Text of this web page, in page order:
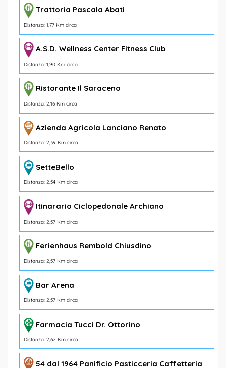
Trattoria Pascala Abati
Distanza: 1,77 Km circa
A.S.D. Wellness Center Fitness Club
Distanza: 1,90 Km circa
Ristorante Il Saraceno
Distanza: 2,16 Km circa
Azienda Agricola Lanciano Renato
Distanza: 2,39 Km circa
SetteBello
Distanza: 2,54 Km circa
Itinarario Ciclopedonale Archiano
Distanza: 2,57 Km circa
Ferienhaus Rembold Chiusdino
Distanza: 2,57 Km circa
Bar Arena
Distanza: 2,57 Km circa
Farmacia Tucci Dr. Ottorino
Distanza: 2,62 Km circa
54 dal 1964 Panificio Pasticceria Caffetteria